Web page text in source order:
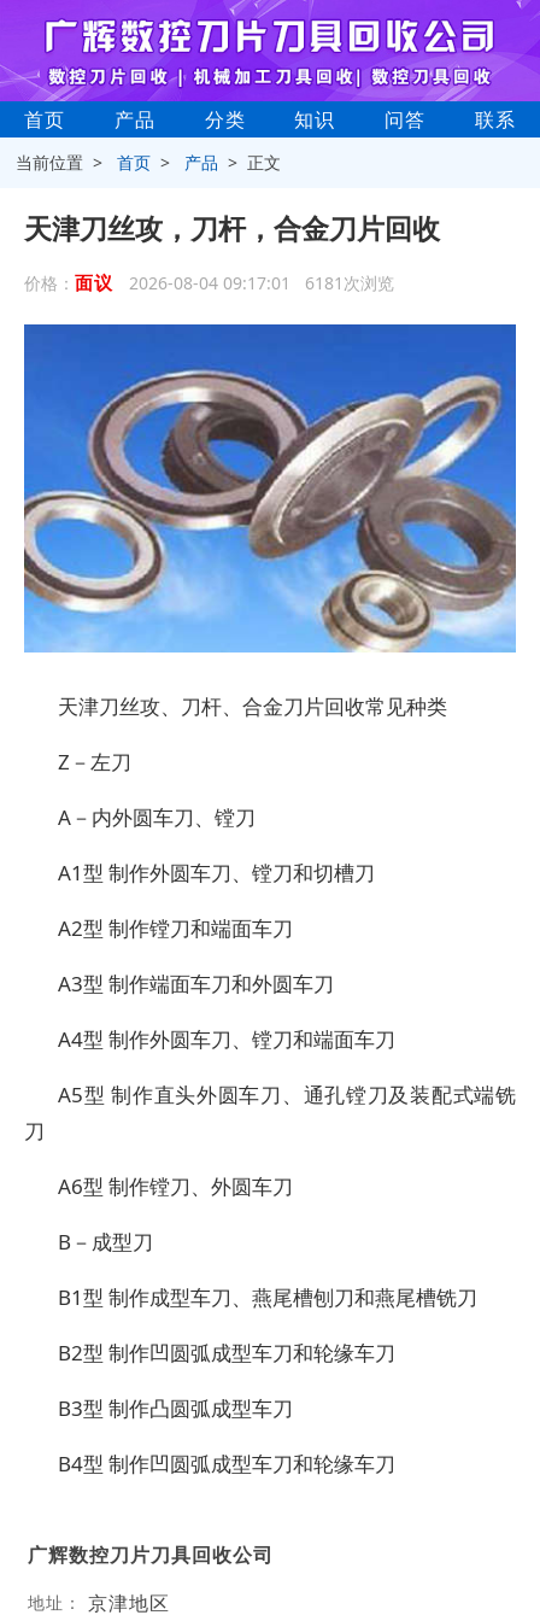
首页 产品 分类 知识 问答 联系
当前位置 >首页 > 产品 > 正文
天津刀丝攻，刀杆，合金刀片回收
价格： 面议 2026-08-04 09:17:01 6181次浏览
天津刀丝攻、刀杆、合金刀片回收常见种类
Z－左刀
A－内外圆车刀、镗刀
A1型 制作外圆车刀、镗刀和切槽刀
A2型 制作镗刀和端面车刀
A3型 制作端面车刀和外圆车刀
A4型 制作外圆车刀、镗刀和端面车刀
A5型 制作直头外圆车刀、通孔镗刀及装配式端铣
刀
A6型 制作镗刀、外圆车刀
B－成型刀
B1型 制作成型车刀、燕尾槽刨刀和燕尾槽铣刀
B2型 制作凹圆弧成型车刀和轮缘车刀
B3型 制作凸圆弧成型车刀
B4型 制作凹圆弧成型车刀和轮缘车刀
广辉数控刀片刀具回收公司
地址： 京津地区